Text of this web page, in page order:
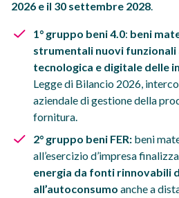
2026 e il 30 settembre 2028.
1° gruppo beni 4.0: beni
strumentali nuovi
tecnologica e digitale delle
Legge di Bilancio 2026,
aziendale di gestione della
fornitura.
2° gruppo beni FER: beni
all’esercizio d’impresa
energia da fonti rinnovabili
all’autoconsumo anche a